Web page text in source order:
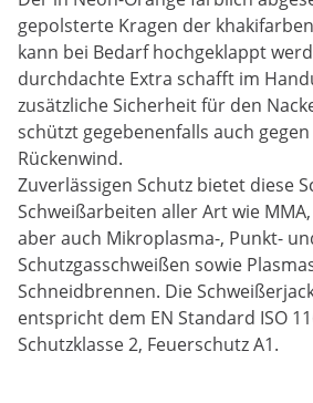
gepolsterte Kragen der
kann bei Bedarf hochgeklappt
durchdachte Extra schafft im
zusätzliche Sicherheit für den
schützt gegebenenfalls auch
Rückenwind.
Zuverlässigen Schutz bietet diese
Schweißarbeiten aller Art wie MMA,
aber auch Mikroplasma-, Punkt-
Schutzgasschweißen sowie
Schneidbrennen. Die
entspricht dem EN Standard ISO
Schutzklasse 2, Feuerschutz A1.